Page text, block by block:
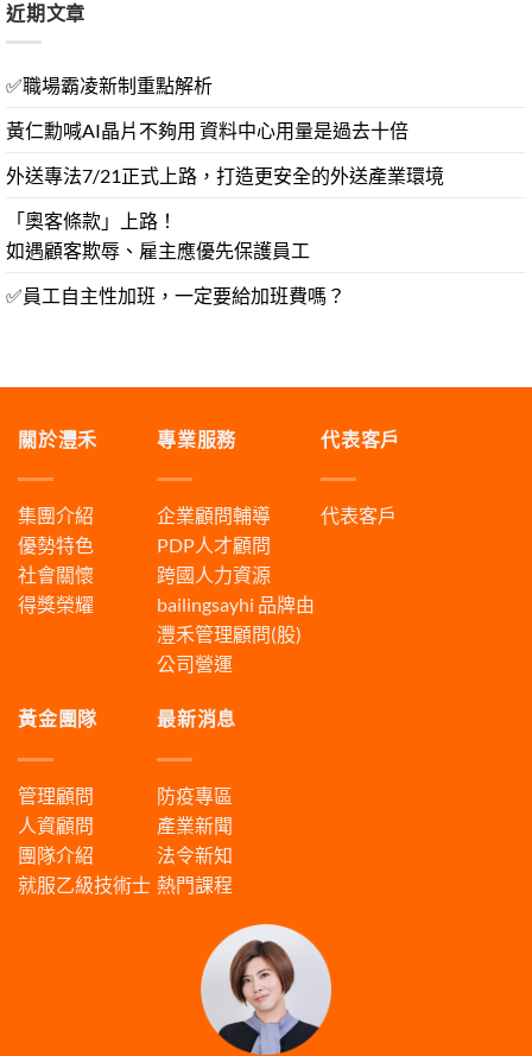
近期文章
✅職場霸凌新制重點解析
黃仁勳喊AI晶片不夠用 資料中心用量是過去十倍
外送專法7/21正式上路，打造更安全的外送產業環境
「奧客條款」上路！
如遇顧客欺辱、雇主應優先保護員工
✅員工自主性加班，一定要給加班費嗎？
關於灃禾
集團介紹
優勢特色
社會關懷
得獎榮耀
專業服務
企業顧問輔導
PDP人才顧問
跨國人力資源
bailingsayhi 品牌由
灃禾管理顧問(股)
公司營運
代表客戶
代表客戶
黃金團隊
管理顧問
人資顧問
團隊介紹
就服乙級技術士
最新消息
防疫專區
產業新聞
法令新知
熱門課程